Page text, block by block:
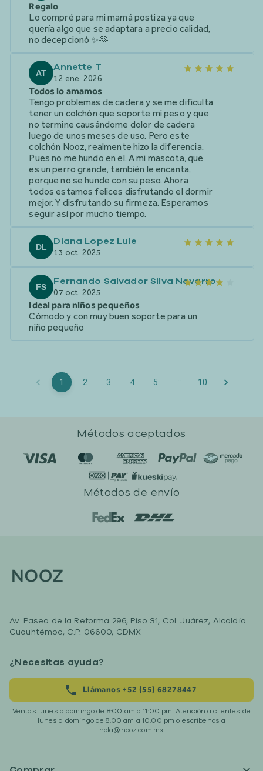
Regalo
Lo compré para mi mamá postiza ya que
quería algo que se adaptara a precio calidad,
no decepcionó ✨🫶
AT Annette T
12 ene. 2026
Todos lo amamos
Tengo problemas de cadera y se me dificulta
tener un colchón que soporte mi peso y que
no termine causándome dolor de cadera
luego de unos meses de uso. Pero este
colchón Nooz, realmente hizo la diferencia.
Pues no me hundo en el. A mi mascota, que
es un perro grande, también le encanta,
porque no se hunde con su peso. Ahora
todos estamos felices disfrutando el dormir
mejor. Y disfrutando su firmeza. Esperamos
seguir así por mucho tiempo.
DL Diana Lopez Lule
13 oct. 2025
FS Fernando Salvador Silva Navarro
07 oct. 2025
Ideal para niños pequeños
Cómodo y con muy buen soporte para un
niño pequeño
1 2 3 4 5 10
Métodos aceptados
Métodos de envío
Av. Paseo de la Reforma 296, Piso 31, Col. Juárez, Alcaldía
Cuauhtémoc, C.P. 06600, CDMX
¿Necesitas ayuda?
Llámanos +52 (55) 68278447
Ventas lunes a domingo de 8:00 am a 11:00 pm. Atención a clientes de
lunes a domingo de 8:00 am a 10:00 pm o escríbenos a
hola@nooz.com.mx